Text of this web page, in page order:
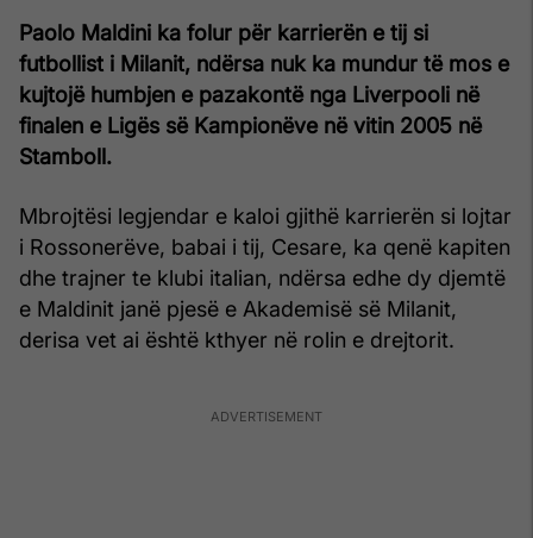
Paolo Maldini ka folur për karrierën e tij si
futbollist i Milanit, ndërsa nuk ka mundur të mos e
kujtojë humbjen e pazakontë nga Liverpooli në
finalen e Ligës së Kampionëve në vitin 2005 në
Stamboll.
Mbrojtësi legjendar e kaloi gjithë karrierën si lojtar
i Rossonerëve, babai i tij, Cesare, ka qenë kapiten
dhe trajner te klubi italian, ndërsa edhe dy djemtë
e Maldinit janë pjesë e Akademisë së Milanit,
derisa vet ai është kthyer në rolin e drejtorit.